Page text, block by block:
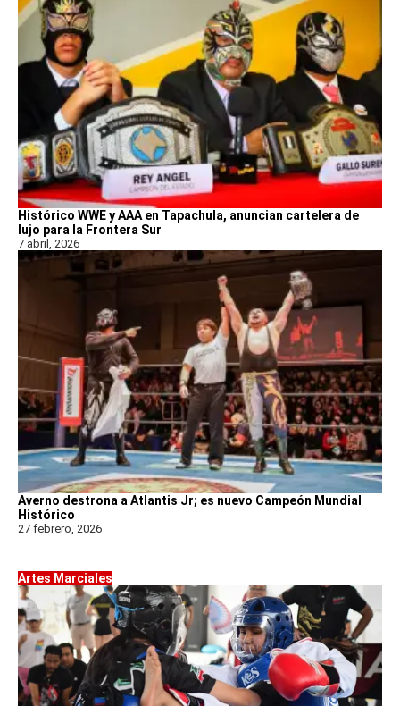
Histórico WWE y AAA en Tapachula, anuncian cartelera de
lujo para la Frontera Sur
7 abril, 2026
Averno destrona a Atlantis Jr; es nuevo Campeón Mundial
Histórico
27 febrero, 2026
Artes Marciales